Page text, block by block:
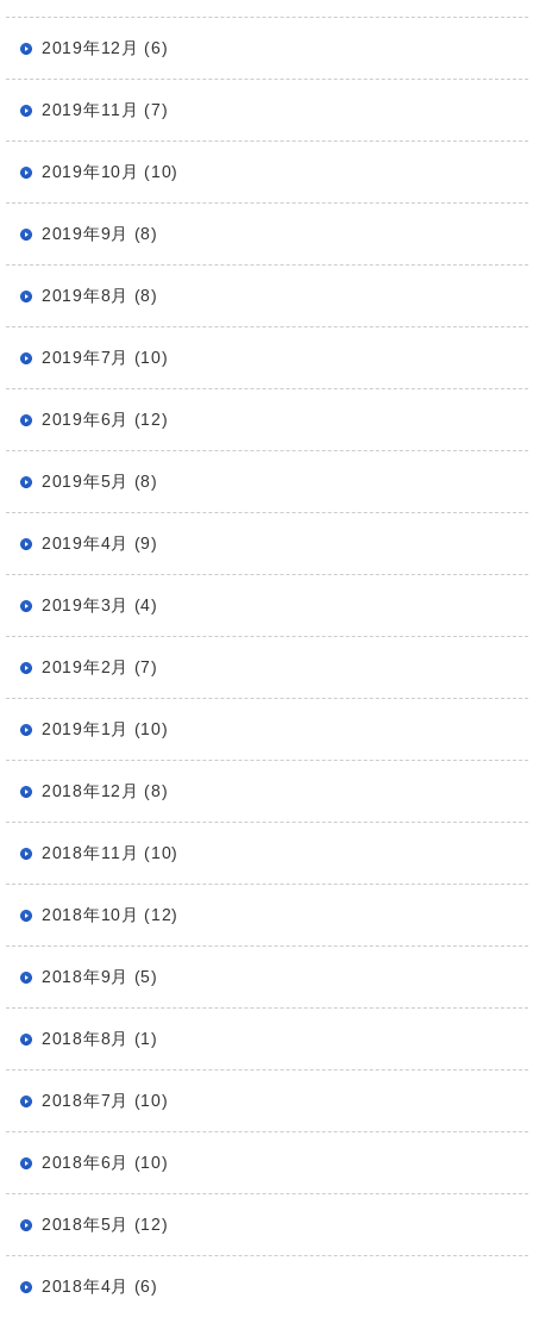
2019年12月 (6)
2019年11月 (7)
2019年10月 (10)
2019年9月 (8)
2019年8月 (8)
2019年7月 (10)
2019年6月 (12)
2019年5月 (8)
2019年4月 (9)
2019年3月 (4)
2019年2月 (7)
2019年1月 (10)
2018年12月 (8)
2018年11月 (10)
2018年10月 (12)
2018年9月 (5)
2018年8月 (1)
2018年7月 (10)
2018年6月 (10)
2018年5月 (12)
2018年4月 (6)